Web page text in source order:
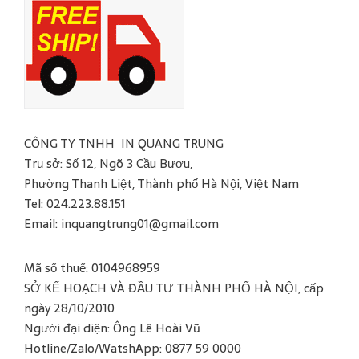
CÔNG TY TNHH IN QUANG TRUNG
Trụ sở: Số 12, Ngõ 3 Cầu Bươu,
Phường Thanh Liệt, Thành phố Hà Nội, Việt Nam
Tel: 024.223.88.151
Email: inquangtrung01@gmail.com
Mã số thuế: 0104968959
SỞ KẾ HOẠCH VÀ ĐẦU TƯ THÀNH PHỐ HÀ NỘI, cấp
ngày 28/10/2010
Người đại diện: Ông Lê Hoài Vũ
Hotline/Zalo/WatshApp: 0877 59 0000